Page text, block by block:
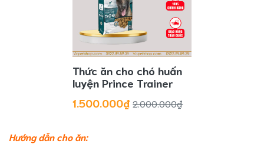
Thức ăn cho chó huấn
luyện Prince Trainer
1.500.000₫ 2.000.000₫
Hướng dẫn cho ăn: